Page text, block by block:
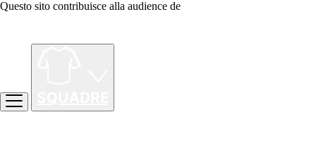
Questo sito contribuisce alla audience de